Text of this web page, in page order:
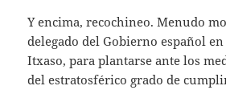
Y encima, recochineo. Menudo
delegado del Gobierno español en
Itxaso, para plantarse ante los
del estratosférico grado de